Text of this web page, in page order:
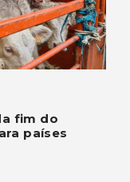
fim do
países